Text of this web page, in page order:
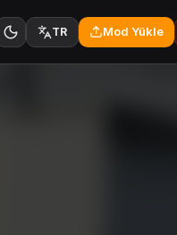
TR Mod Yükle